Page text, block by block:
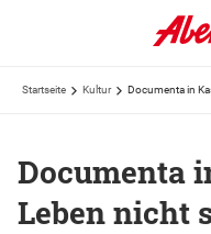
Startseite Kultur Documenta in
Documenta
Leben nicht